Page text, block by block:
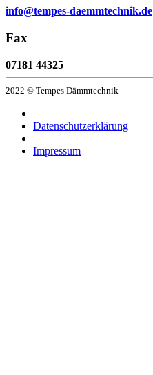
info@tempes-daemmtechnik.de
Fax
07181 44325
2022 © Tempes Dämmtechnik
|
Datenschutzerklärung
|
Impressum